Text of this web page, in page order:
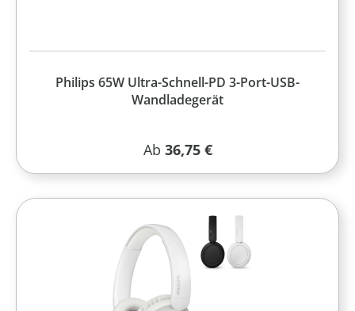
Philips 65W Ultra-Schnell-PD 3-Port-USB-
Wandladegerät
Regulärer Preis:
Ab 36,75 €